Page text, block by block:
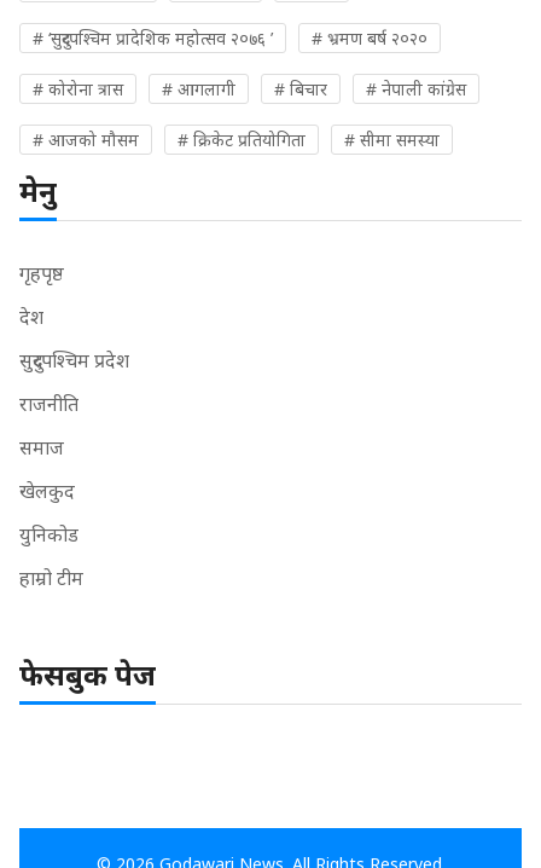
# ‘सुदुरपश्चिम प्रादेशिक महोत्सव २०७६ ’ # भ्रमण बर्ष २०२०
# कोरोना त्रास # आगलागी # बिचार # नेपाली कांग्रेस
# आजको मौसम # क्रिकेट प्रतियोगिता # सीमा समस्या
मेनु
गृहपृष्ठ
देश
सुदुरपश्चिम प्रदेश
राजनीति
समाज
खेलकुद
युनिकोड
हाम्रो टीम
फेसबुक पेज
© 2026 Godawari News. All Rights Reserved.